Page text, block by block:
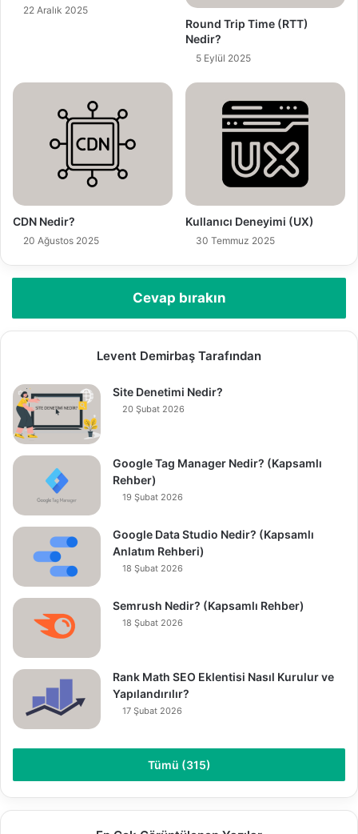
n
22 Aralık 2025
Round Trip Time (RTT)
Nedir?
5 Eylül 2025
CDN Nedir?
20 Ağustos 2025
Kullanıcı Deneyimi (UX)
30 Temmuz 2025
Cevap bırakın
Levent Demirbaş Tarafından
Site Denetimi Nedir?
20 Şubat 2026
Google Tag Manager Nedir? (Kapsamlı
Rehber)
19 Şubat 2026
Google Data Studio Nedir? (Kapsamlı
Anlatım Rehberi)
18 Şubat 2026
Semrush Nedir? (Kapsamlı Rehber)
18 Şubat 2026
Rank Math SEO Eklentisi Nasıl Kurulur ve
Yapılandırılır?
17 Şubat 2026
Tümü (315)